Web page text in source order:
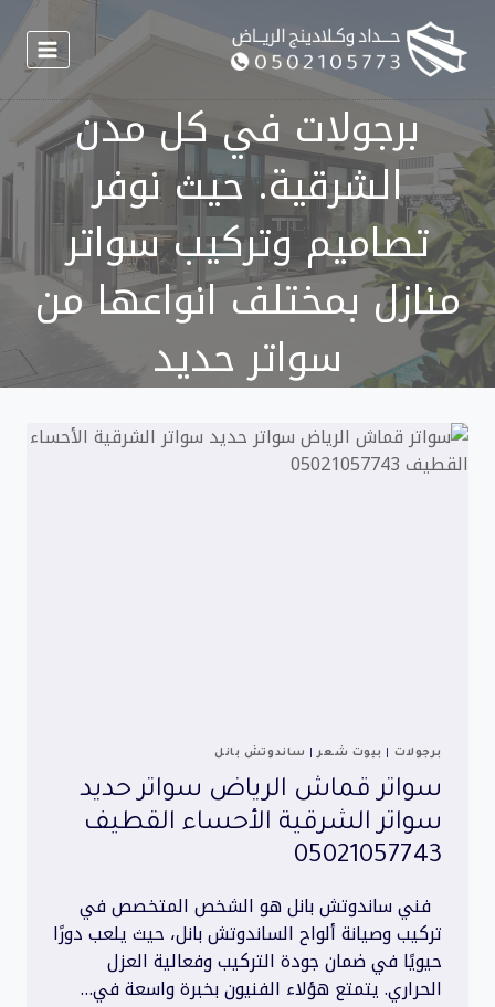
المحتوى
برجولات في كل مدن
الشرقية. حيث نوفر
تصاميم وتركيب سواتر
منازل بمختلف انواعها من
سواتر حديد
برجولات بيوت شعر| ساندوتش بانل
سواتر قماش الرياض سواتر حديد
سواتر الشرقية الأحساء القطيف
05021057743
فني ساندوتش بانل هو الشخص المتخصص في
تركيب وصيانة ألواح الساندوتش بانل، حيث يلعب دورًا
حيويًا في ضمان جودة التركيب وفعالية العزل
الحراري. يتمتع هؤلاء الفنيون بخبرة واسعة في…